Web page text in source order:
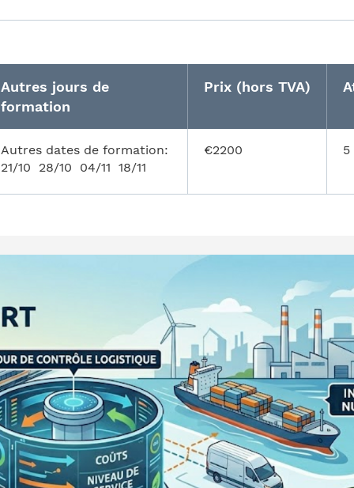
Autres jours de
formation
Prix (hors TVA)
Autres dates de formation:
21/10 28/10 04/11 18/11
€2200 5